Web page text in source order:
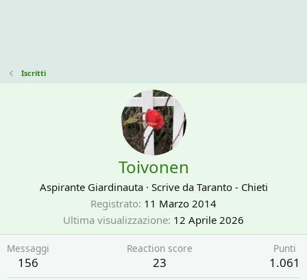
Iscritti
Toivonen
Aspirante Giardinauta · Scrive da Taranto - Chieti
Registrato 11 Marzo 2014
Ultima visualizzazione 12 Aprile 2026
Messaggi
156
Reaction score
23
Punti
1.061